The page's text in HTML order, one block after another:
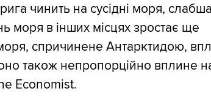
чинить на сусідні моря,
моря в інших місцях зростає ще
спричинене Антарктидою,
також непропорційно вплине
Economist.